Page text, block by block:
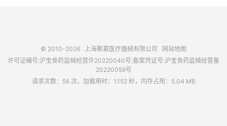
© 2010-2026 上海聚慕医疗器械有限公司
网站地图
许可证编号:沪宝食药监械经营许20220040号;备案凭证号:沪宝食药监械经营备
20220059号
请求次数：56 次，加载用时：1.152 秒，内存占用：5.04 MB